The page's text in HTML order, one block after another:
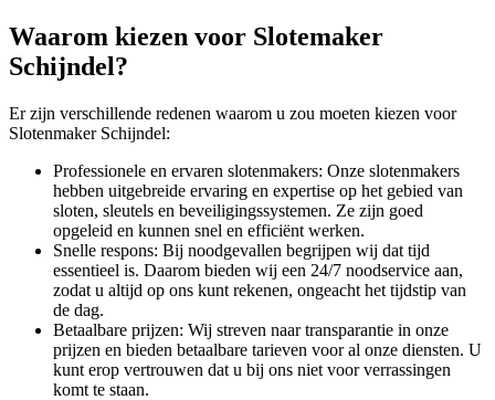
Waarom kiezen voor Slotemaker
Schijndel?
Er zijn verschillende redenen waarom u zou moeten kiezen voor
Slotenmaker Schijndel:
Professionele en ervaren slotenmakers: Onze slotenmakers
hebben uitgebreide ervaring en expertise op het gebied van
sloten, sleutels en beveiligingssystemen. Ze zijn goed
opgeleid en kunnen snel en efficiënt werken.
Snelle respons: Bij noodgevallen begrijpen wij dat tijd
essentieel is. Daarom bieden wij een 24/7 noodservice aan,
zodat u altijd op ons kunt rekenen, ongeacht het tijdstip van
de dag.
Betaalbare prijzen: Wij streven naar transparantie in onze
prijzen en bieden betaalbare tarieven voor al onze diensten. U
kunt erop vertrouwen dat u bij ons niet voor verrassingen
komt te staan.